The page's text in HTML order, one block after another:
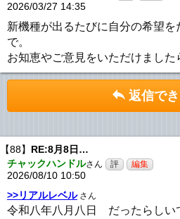
2026/03/27 14:35
新機種が出るたびに自分の希望
で。
お知恵やご意見をいただけました
返信で
【88】 RE:8月8日…
チャックハンドルさん
2026/08/10 10:50
>>リアルレベルさん
令和八年八月八日 だったらしい